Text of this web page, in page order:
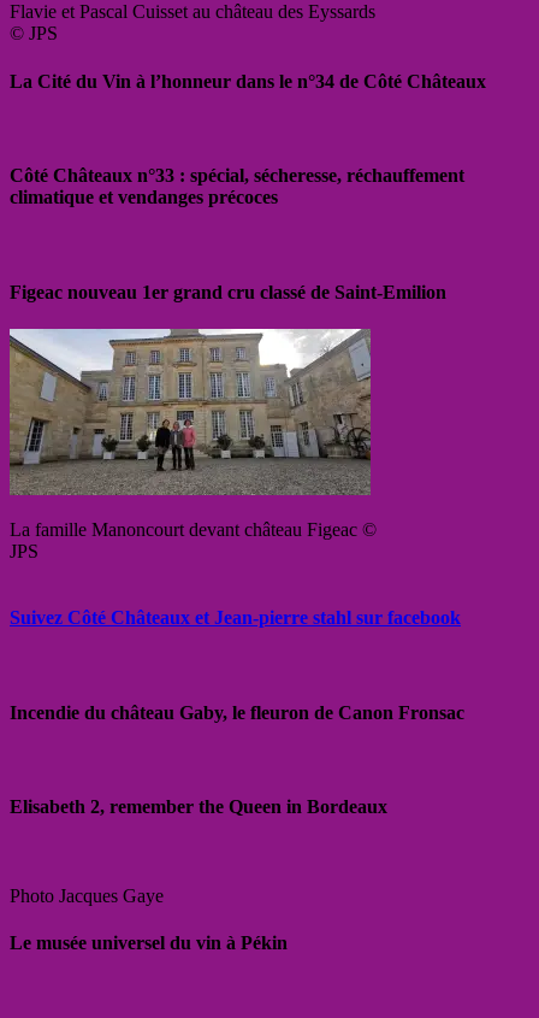
Flavie et Pascal Cuisset au château des Eyssards
© JPS
La Cité du Vin à l’honneur dans le n°34 de Côté Châteaux
Côté Châteaux n°33 : spécial, sécheresse, réchauffement
climatique et vendanges précoces
Figeac nouveau 1er grand cru classé de Saint-Emilion
La famille Manoncourt devant château Figeac ©
JPS
Suivez Côté Châteaux et Jean-pierre stahl sur facebook
Incendie du château Gaby, le fleuron de Canon Fronsac
Elisabeth 2, remember the Queen in Bordeaux
Photo Jacques Gaye
Le musée universel du vin à Pékin